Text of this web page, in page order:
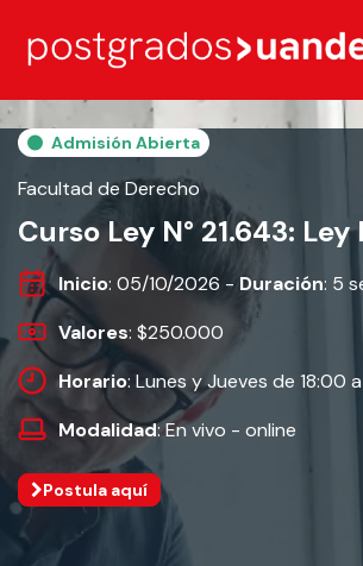
Admisión Abierta
Facultad de Derecho
Curso Ley N° 21.643: Ley
Inicio: 05/10/2026 - Duración: 5
Valores: $250.000
Horario: Lunes y Jueves de 18:00
Modalidad: En vivo - online
Postula aquí